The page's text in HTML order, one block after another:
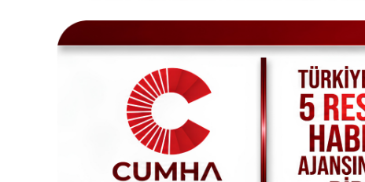
Yerel Yönetimler
Sivil Toplum Kuruluşları